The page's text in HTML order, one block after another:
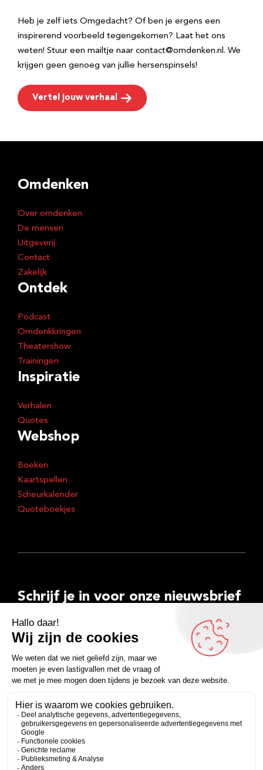
Heb je zelf iets Omgedacht? Of ben je ergens een
inspirerend voorbeeld tegengekomen? Laat het ons
weten! Stuur een mailtje naar contact@omdenken.nl. We
krijgen geen genoeg van jullie hersenspinsels!
Vertel jouw verhaal
Omdenken
Over omdenken
De mensen
Uitgeverij
Contact
Zakelijk
Ontdek
Podcast
Omdenkkringen
Theatershow
Trainingen
Inspiratie
Verhalen
Quotes
Webshop
Boeken
Kaartspellen
Scheurkalender
Quoteboekjes
Schrijf je in voor onze nieuwsbrief
E-
mailadres
Inschrijven
FacebookInstagramLinkedInYouTubeSpotify